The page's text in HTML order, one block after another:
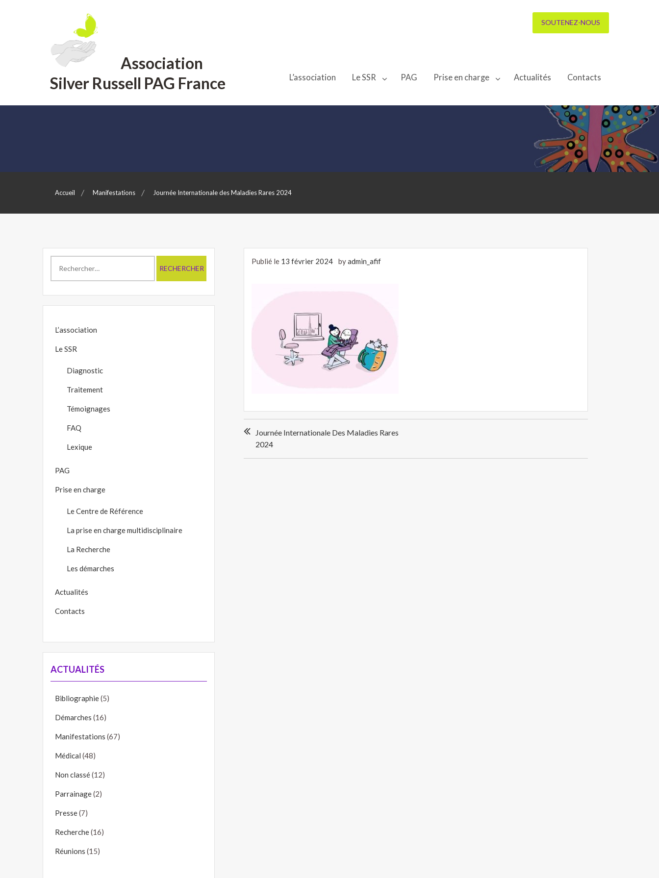
Association
Silver Russell PAG France
SOUTENEZ-NOUS
L’association Le SSR PAG Prise en charge Actualités Contacts
Accueil Manifestations Journée Internationale des Maladies Rares 2024
Publié le 13 février 2024 byadmin_afif
Navigation
de
l’article
Journée Internationale Des Maladies Rares
2024
L’association
Le SSR
Diagnostic
Traitement
Témoignages
FAQ
Lexique
PAG
Prise en charge
Le Centre de Référence
La prise en charge multidisciplinaire
La Recherche
Les démarches
Actualités
Contacts
ACTUALITÉS
Bibliographie(5)
Démarches (16)
Manifestations (67)
Médical (48)
Non classé(12)
Parrainage(2)
Presse(7)
Recherche(16)
Réunions (15)